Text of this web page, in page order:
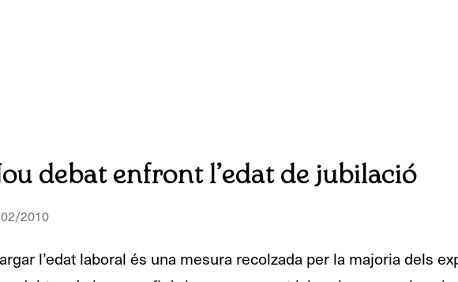
debat enfront l’edat de jubilació
2010
l’edat laboral és una mesura recolzada per la majoria dels